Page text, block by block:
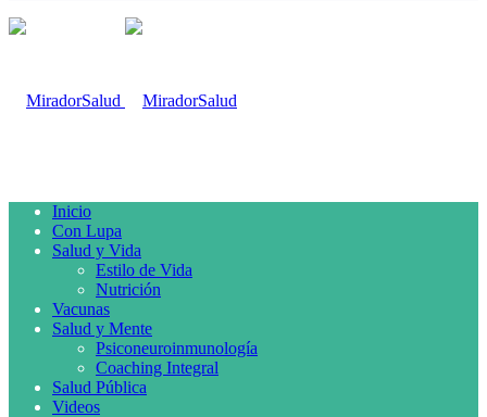
Inicio
Con Lupa
Salud y Vida
Estilo de Vida
Nutrición
Vacunas
Salud y Mente
Psiconeuroinmunología
Coaching Integral
Salud Pública
Videos